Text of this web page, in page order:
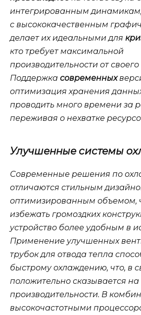
интегрированнымдинамикам
с высококачественным
делает их идеальными для
кто требуетмаксимальной
производительности от
Поддержка современных
оптимизация хранения
проводить много времени за
переживая о нехватке
Улучшенные системы
Современные решения по
отличаются стильным
оптимизированным объемом,
избежать громоздких
устройство более удобным в
Применение улучшенных
трубок для отвода тепла
быстрому охлаждению, что, в
положительно сказывается на
производительности. В
высокочастотными